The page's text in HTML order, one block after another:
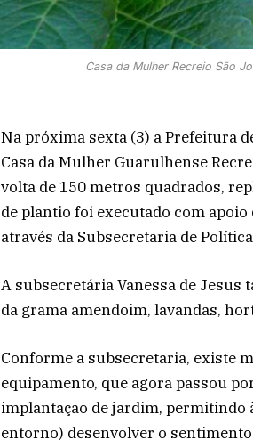
Casa da Mulher Recreio São
Na próxima sexta (3) a Prefeitura
Casa da Mulher Guarulhense
volta de 150 metros quadrados,
de plantio foi executado com apoio
através da Subsecretaria de
A subsecretária Vanessa de Jesus
da grama amendoim, lavandas,
Conforme a subsecretaria, existe
equipamento, que agora passou
implantação de jardim, permitindo
entorno) desenvolver o